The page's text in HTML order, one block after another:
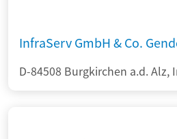
InfraServ GmbH & Co.
D-84508 Burgkirchen a.d. Alz,